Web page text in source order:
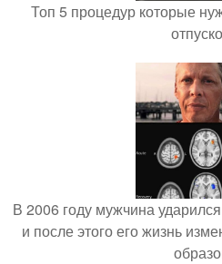
Топ 5 процедур которые
В 2006 году мужчина
и после этого его жизнь